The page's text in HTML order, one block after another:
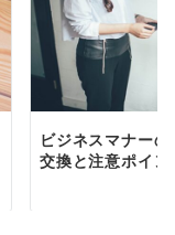
ビジネスマナー
交換と注意ポイ